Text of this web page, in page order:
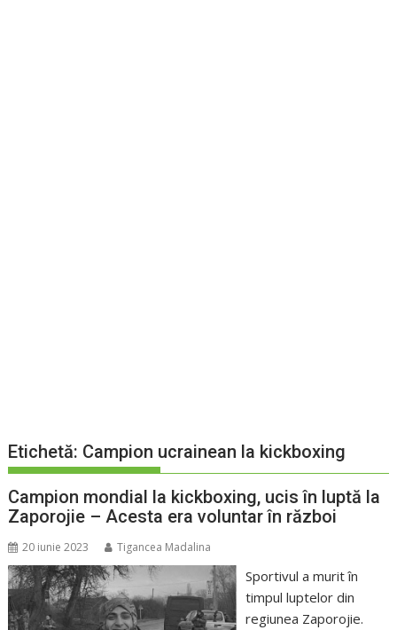
Etichetă: Campion ucrainean la kickboxing
Campion mondial la kickboxing, ucis în luptă la
Zaporojie – Acesta era voluntar în război
20 iunie 2023 Tigancea Madalina
Sportivul a murit în
timpul luptelor din
regiunea Zaporojie.